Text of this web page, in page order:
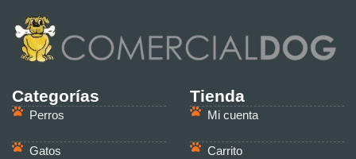
Categorías
Perros
Gatos
Tienda
Mi cuenta
Carrito